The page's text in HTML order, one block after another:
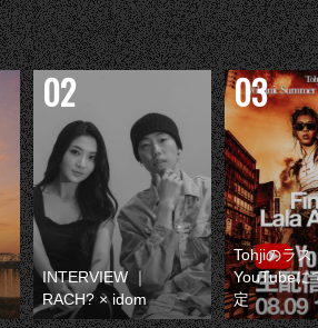
INTERVIEW ｜
RACH? × idom
Tohjiのラス
YouTubeに
定